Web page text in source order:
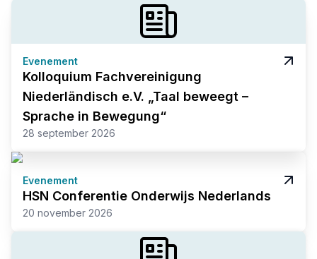
Evenement
Kolloquium Fachvereinigung
Niederländisch e.V. „Taal beweegt –
Sprache in Bewegung“
28 september 2026
Evenement
HSN Conferentie Onderwijs Nederlands
20 november 2026